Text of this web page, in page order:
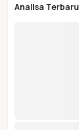
Analisa Terbaru